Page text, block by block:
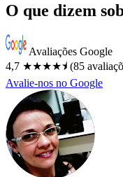
O que dizem
Avaliações Google
4,7 ★★★★⯨ (85
Avalie-nos no Google